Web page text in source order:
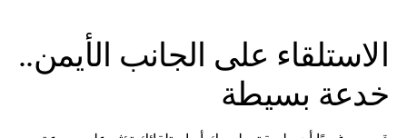
الاستلقاء على الجانب الأيمن..
خدعة بسيطة